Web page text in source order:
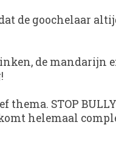
de goochelaar
de mandarijn
thema. STOP
helemaal